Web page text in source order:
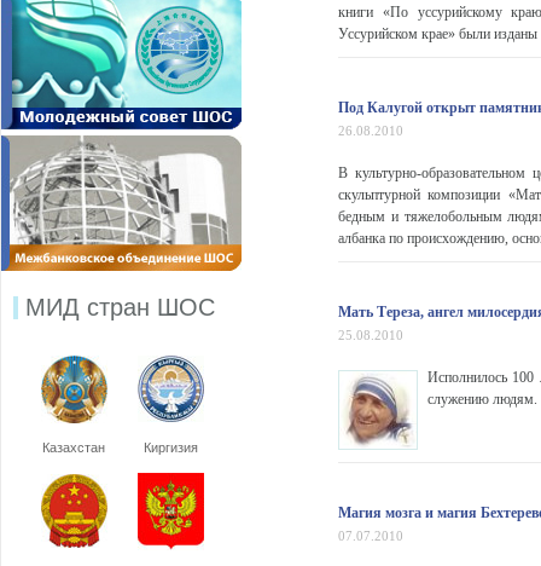
МИД стран ШОС
Казахстан Киргизия
книги «По уссурийскому
Уссурийском крае» были
Под Калугой открыт
26.08.2010
В культурно-образовательном
скульптурной композиции
бедным и тяжелобольным
албанка по происхождению,
Мать Тереза, ангел
25.08.2010
Исполнилось
служению людям.
Магия мозга и магия
07.07.2010